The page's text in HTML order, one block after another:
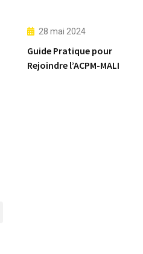
28 mai 2024
Guide Pratique pour
Rejoindre l’ACPM-MALI